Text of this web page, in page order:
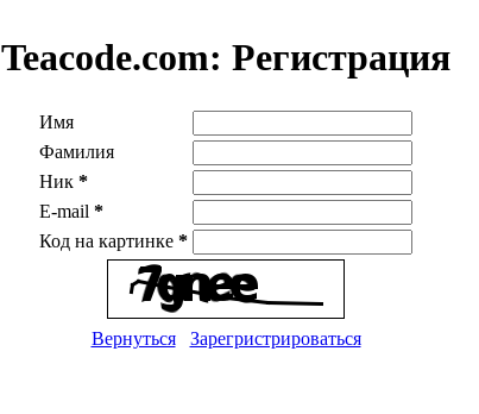
Teacode.com: Регистрация
Имя
Фамилия
Ник *
E-mail *
Код на картинке *
Вернуться Зарегристрироваться